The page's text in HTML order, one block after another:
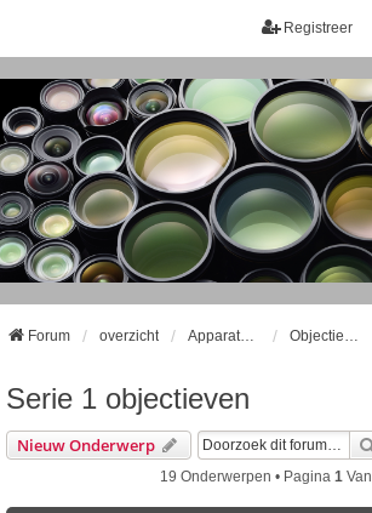
Registreer
Forum overzicht
Serie 1 objectieven
Nieuw Onderwerp
19 Onderwerpen • Pagina 1 Van